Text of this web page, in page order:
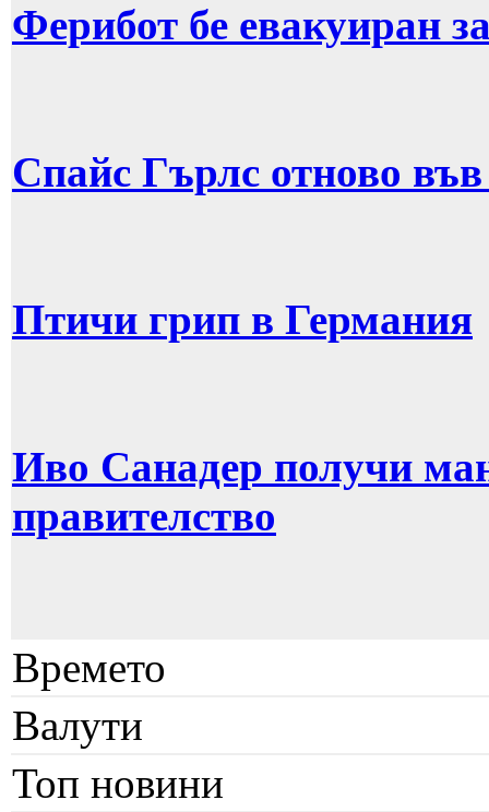
Ферибот бе евакуиран
Спайс Гърлс отново
Птичи грип в Германия
Иво Санадер получи
правителство
Времето
Валути
Топ новини